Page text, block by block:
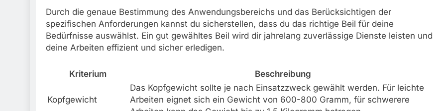
Durch die genaue Bestimmung des Anwendungsbereichs und das Berücksichtigen der
spezifischen Anforderungen kannst du sicherstellen, dass du das richtige Beil für deine
Bedürfnisse auswählst. Ein gut gewähltes Beil wird dir jahrelang zuverlässige Dienste leisten und
deine Arbeiten effizient und sicher erledigen.
Kriterium Beschreibung
Kopfgewicht
Das Kopfgewicht sollte je nach Einsatzzweck gewählt werden. Für leichte
Arbeiten eignet sich ein Gewicht von 600-800 Gramm, für schwerere